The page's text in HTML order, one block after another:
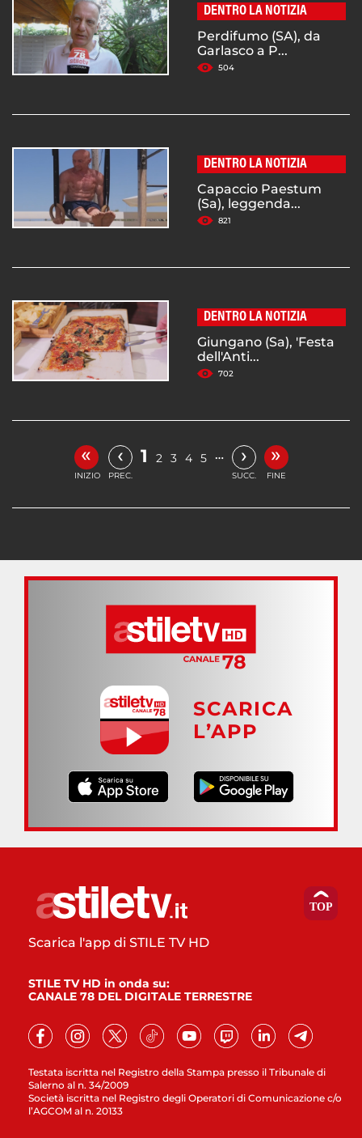
DENTRO LA NOTIZIA
Perdifumo (SA), da
Garlasco a P...
504
DENTRO LA NOTIZIA
Capaccio Paestum
(Sa), leggenda...
821
DENTRO LA NOTIZIA
Giungano (Sa), 'Festa
dell'Anti...
702
«
INIZIO
‹
PREC.
1 2 3 4 5 … ›
SUCC.
»
FINE
SCARICA
L’APP
Testata iscritta nel Registro della Stampa presso il Tribunale di
Salerno al n. 34/2009
Società iscritta nel Registro degli Operatori di Comunicazione c/o
l’AGCOM al n. 20133
Scarica l'app di STILE TV HD
STILE TV HD in onda su:
CANALE 78 DEL DIGITALE TERRESTRE